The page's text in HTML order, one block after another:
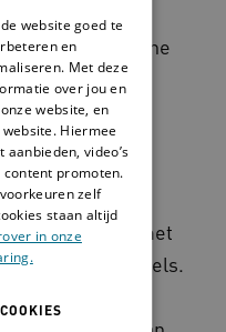
reis en is online
veel mensen met
dagelijks drempels.
met een lange
website goed te
en
Met deze
over jou en
website, en
Hiermee
video’s
promoten.
zelf
staan altijd
in onze